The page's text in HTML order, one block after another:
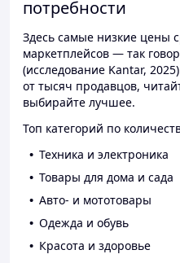
потребности
Здесь самые низкие цены
маркетплейсов — так
(исследование Kantar,
от тысяч продавцов,
выбирайте лучшее.
Топ категорий по
Техника и электроника
Товары для дома и сада
Авто- и мототовары
Одежда и обувь
Красота и здоровье